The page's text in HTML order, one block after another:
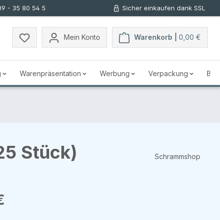
- 35 80 54 5 Sicher einkaufen dank SSL
Mein Konto Warenkorb | 0,00 €
Warenpräsentation Werbung Verpackung
Stück) Schrammshop